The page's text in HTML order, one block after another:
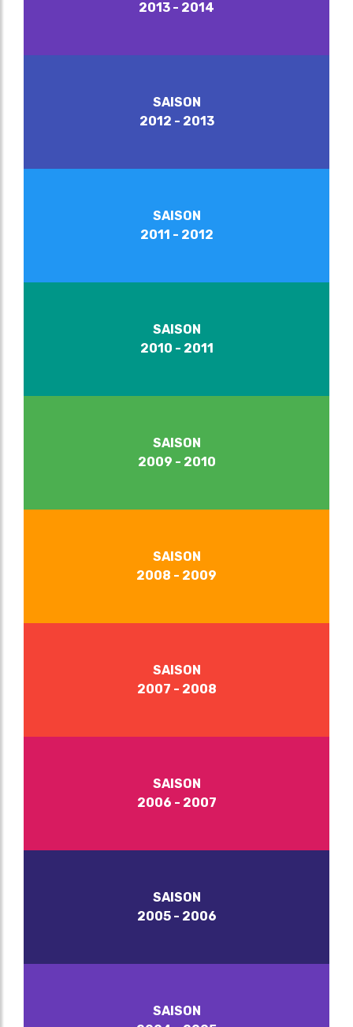
2013 - 2014
SAISON
2012 - 2013
SAISON
2011 - 2012
SAISON
2010 - 2011
SAISON
2009 - 2010
SAISON
2008 - 2009
SAISON
2007 - 2008
SAISON
2006 - 2007
SAISON
2005 - 2006
SAISON